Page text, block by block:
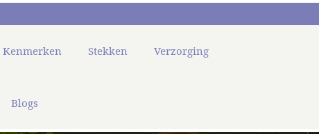
Kenmerken Stekken Verzorging
Blogs